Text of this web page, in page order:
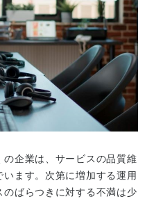
企業は、サービスの品質維
ます。次第に増加する運用
ばらつきに対する不満は少